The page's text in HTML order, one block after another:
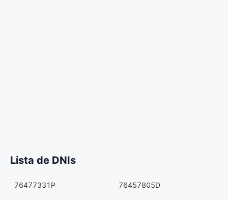
Lista de DNIs
76477331P 76457805D